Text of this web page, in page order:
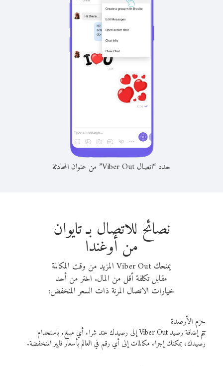
حدد “اتصال Viber Out” من عنوان المحادثة
نصائح للاتصال بـ تايوان
من أوغندا
يمنحك Viber Out المزيد من وقت المكالمة
مقابل تكلفة أقل من المال. اختر من أحد
خيارات الاتصال المرنة ذات السعر المنخفض:
حزم الأرصدة
تتم إضافة رصيد Viber Out إلى رصيدك عند شراء أي مبلغ. باستخدام
رصيدك، يمكنك إجراء مكالمات إلى أي رقم في العالم بأسعار فايبر المنخفضة.